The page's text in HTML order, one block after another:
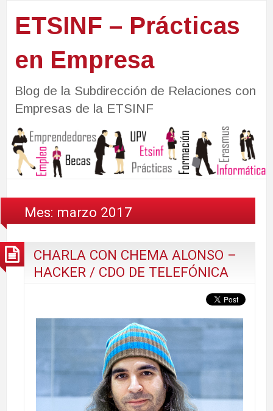
ETSINF – Prácticas
en Empresa
Blog de la Subdirección de Relaciones con
Empresas de la ETSINF
Mes: marzo 2017
CHARLA CON CHEMA ALONSO –
HACKER / CDO DE TELEFÓNICA